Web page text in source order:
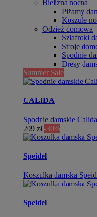
Bielizna nocna
Piżamy
Koszule
Odzież domowa
Szlafroki
Stroje
Spodnie
Dresy
Summer Sale
CALIDA
Spodnie damskie
209 zł -30%
Speidel
Koszulka damska
Speidel